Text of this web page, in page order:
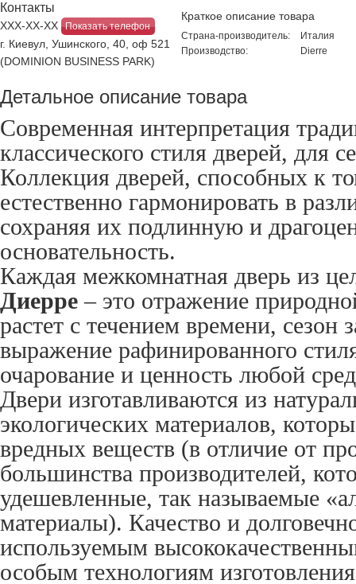
Контакты
ХХХ-ХХ-ХХ Показать телефон
г. Киевул, Ушинского, 40, оф 521
(DOMINION BUSINESS PARK)
Краткое описание товара
Страна-производитель:
Италия
Производство:
Dierre
Детальное описание товара
Современная интерпретация
классического стиля дверей, для
Коллекция дверей, способных к
естественно гармонировать в
сохраняя их подлинную и
основательность.
Каждая межкомнатная дверь из
Диерре – это отражение
растет с течением времени, сезон
выражение рафинированного
очарование и ценность любой
Двери изготавливаются из
экологических материалов,
вредных веществ (в отличие от
большинства производителей,
удешевленные, так называемые
материалы). Качество и
используемым
особым технологиям